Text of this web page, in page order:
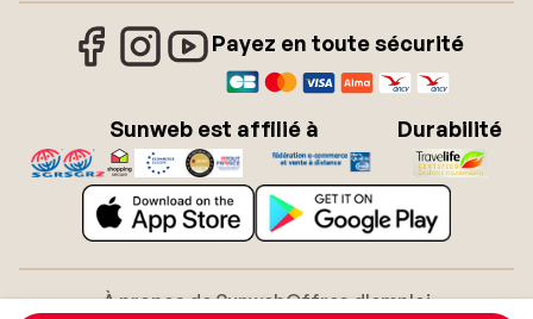
Payez en toute sécurité
Sunweb est affilié à Durabilité
À propos de SunwebOffres d'emploi